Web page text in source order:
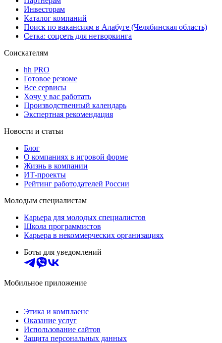
Инвесторам
Каталог компаний
Поиск по вакансиям в Алабуге (Челябинская область)
Сетка: соцсеть для нетворкинга
Соискателям
hh PRO
Готовое резюме
Все сервисы
Хочу у вас работать
Производственный календарь
Экспертная рекомендация
Новости и статьи
Блог
О компаниях в игровой форме
Жизнь в компании
ИТ-проекты
Рейтинг работодателей России
Молодым специалистам
Карьера для молодых специалистов
Школа программистов
Карьера в некоммерческих организациях
Боты для уведомлений
Мобильное приложение
Этика и комплаенс
Оказание услуг
Использование сайтов
Защита персональных данных